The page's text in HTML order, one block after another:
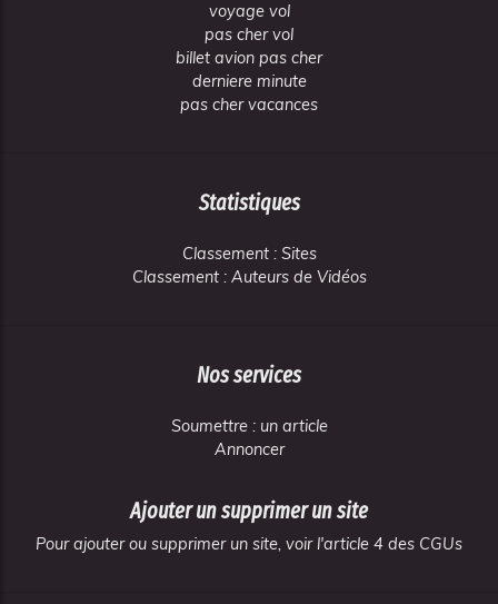
voyage vol
pas cher vol
billet avion pas cher
derniere minute
pas cher vacances
Statistiques
Classement : Sites
Classement : Auteurs de Vidéos
Nos services
Soumettre : un article
Annoncer
Ajouter un supprimer un site
Pour ajouter ou supprimer un site, voir l'article 4 des CGUs